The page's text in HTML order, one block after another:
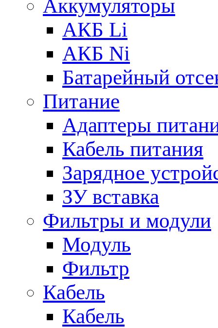
Аккумуляторы
АКБ Li
АКБ Ni
Батарейный
Питание
Адаптеры
Кабель питания
Зарядное
ЗУ вставка
Фильтры и модули
Модуль
Фильтр
Кабель
Кабель